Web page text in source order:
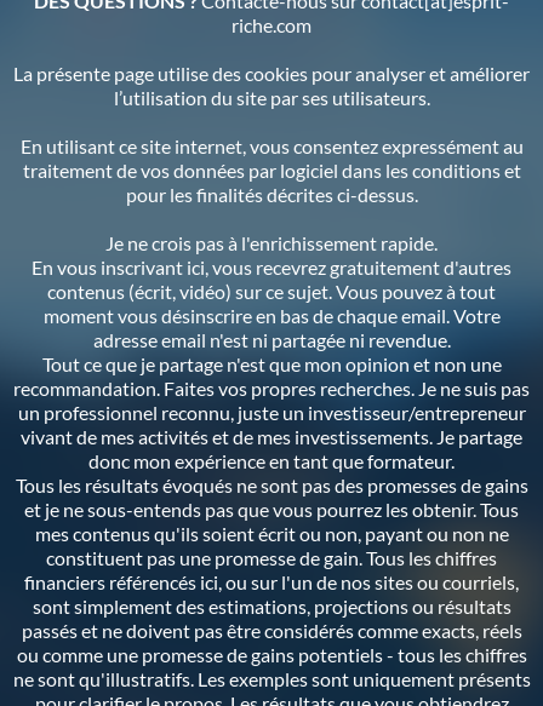
riche.com
La présente page utilise des cookies pour analyser et améliorer
l’utilisation du site par ses utilisateurs.
En utilisant ce site internet, vous consentez expressément au
traitement de vos données par logiciel dans les conditions et
pour les finalités décrites ci-dessus.
Je ne crois pas à l'enrichissement rapide.
En vous inscrivant ici, vous recevrez gratuitement d'autres
contenus (écrit, vidéo) sur ce sujet. Vous pouvez à tout
moment vous désinscrire en bas de chaque email. Votre
adresse email n'est ni partagée ni revendue.
Tout ce que je partage n'est que mon opinion et non une
recommandation. Faites vos propres recherches. Je ne suis pas
un professionnel reconnu, juste un investisseur/entrepreneur
vivant de mes activités et de mes investissements. Je partage
donc mon expérience en tant que formateur.
Tous les résultats évoqués ne sont pas des promesses de gains
et je ne sous-entends pas que vous pourrez les obtenir. Tous
mes contenus qu'ils soient écrit ou non, payant ou non ne
constituent pas une promesse de gain. Tous les chiffres
financiers référencés ici, ou sur l'un de nos sites ou courriels,
sont simplement des estimations, projections ou résultats
passés et ne doivent pas être considérés comme exacts, réels
ou comme une promesse de gains potentiels - tous les chiffres
ne sont qu'illustratifs. Les exemples sont uniquement présents